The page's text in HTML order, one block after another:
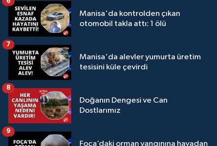
Manisa'da kontrolden çıkan
otomobil takla attı: 1 ölü
Manisa'da alevler yumurta üretim
tesisini küle çevirdi
7
Doğanın Dengesi ve Can
Dostlarımız
8
Foça’daki orman yangınına havadan
9